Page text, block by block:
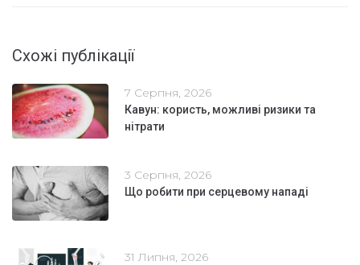
Схожі публікації
7 Серпня, 2026
Кавун: користь, можливі ризики та
нітрати
3 Серпня, 2026
Що робити при серцевому нападі
31 Липня, 2026